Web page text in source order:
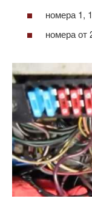
номера 1,
номера от